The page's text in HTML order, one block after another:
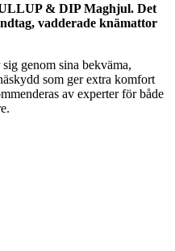
& DIP Maghjul. Det
vadderade knämattor
genom sina bekväma,
som ger extra komfort
av experter för både